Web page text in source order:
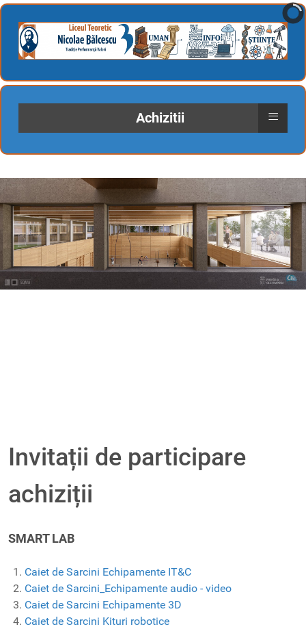
Achizitii ≡
Invitații de participare
achiziții
SMART LAB
Caiet de Sarcini Echipamente IT&C
Caiet de Sarcini_Echipamente audio - video
Caiet de Sarcini Echipamente 3D
Caiet de Sarcini Kituri robotice